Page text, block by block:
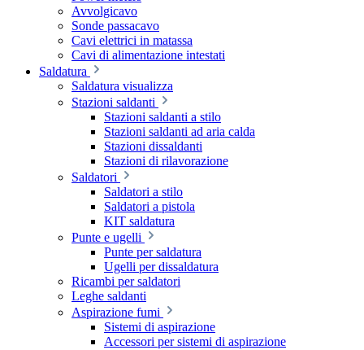
Avvolgicavo
Sonde passacavo
Cavi elettrici in matassa
Cavi di alimentazione intestati
Saldatura
Saldatura visualizza
Stazioni saldanti
Stazioni saldanti a stilo
Stazioni saldanti ad aria calda
Stazioni dissaldanti
Stazioni di rilavorazione
Saldatori
Saldatori a stilo
Saldatori a pistola
KIT saldatura
Punte e ugelli
Punte per saldatura
Ugelli per dissaldatura
Ricambi per saldatori
Leghe saldanti
Aspirazione fumi
Sistemi di aspirazione
Accessori per sistemi di aspirazione